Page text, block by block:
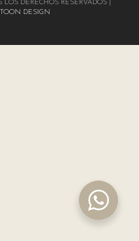
DERECHOS RESERVADOS |
DESIGN